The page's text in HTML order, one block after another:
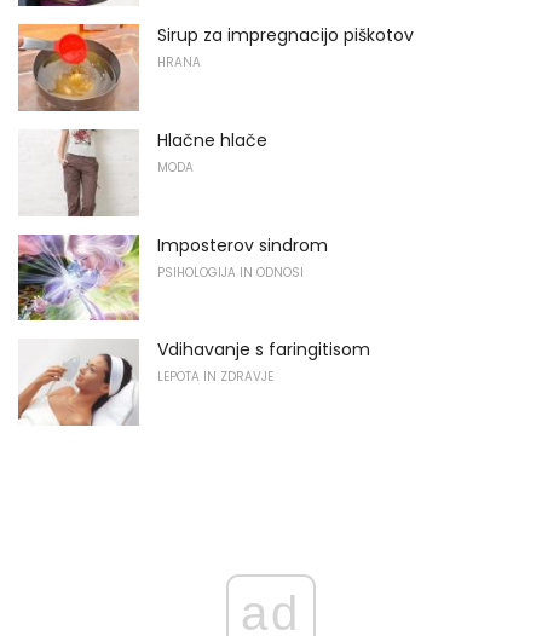
Sirup za impregnacijo piškotov
HRANA
Hlačne hlače
MODA
Imposterov sindrom
PSIHOLOGIJA IN ODNOSI
Vdihavanje s faringitisom
LEPOTA IN ZDRAVJE
ad